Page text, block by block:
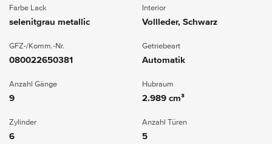
Farbe Lack
selenitgrau metallic
Interior
Vollleder, Schwarz
GFZ-/Komm.-Nr.
080022650381
Getriebeart
Automatik
Anzahl Gänge
9
Hubraum
2.989 cm³
Zylinder
6
Anzahl Türen
5